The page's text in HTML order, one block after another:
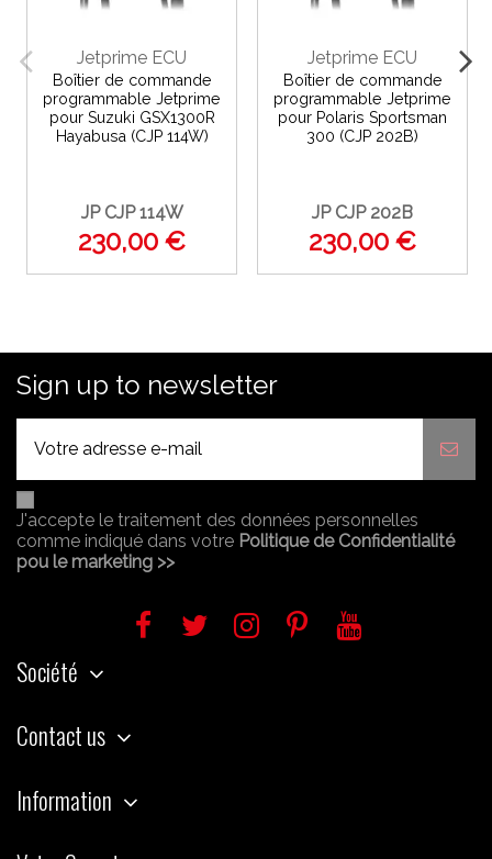
Jetprime ECU
Boîtier de commande
programmable Jetprime
pour Suzuki GSX1300R
Hayabusa (CJP 114W)
JP CJP 114W
230,00 €
Jetprime ECU
Boîtier de commande
programmable Jetprime
pour Polaris Sportsman
300 (CJP 202B)
JP CJP 202B
230,00 €
Sign up to newsletter
J'accepte le traitement des données personnelles
comme indiqué dans votre Politique de Confidentialité
pou le marketing >>
Société
Contact us
Information